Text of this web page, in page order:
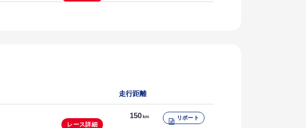
127.0km
リポート
走行距離
レース詳細
150 km リポート